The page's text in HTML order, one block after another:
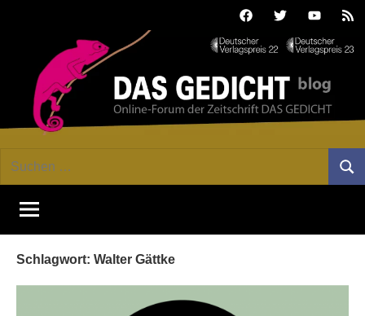
FacebookTwitterYoutube
GEDICHT
blog
Forum
von
DAS
Suchen
Schlagwort: Walter Gättke